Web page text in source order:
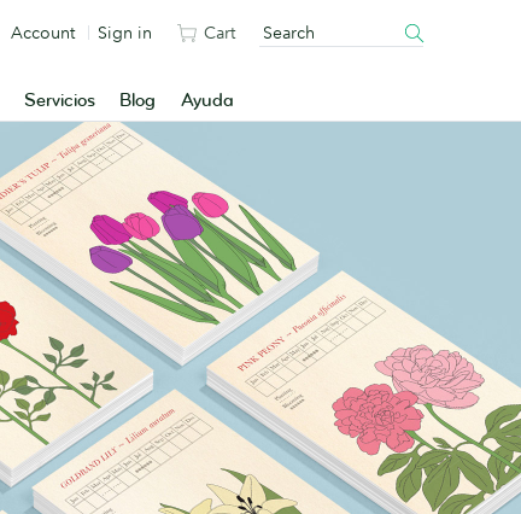
Servicios Blog Ayuda
Account Sign in Cart